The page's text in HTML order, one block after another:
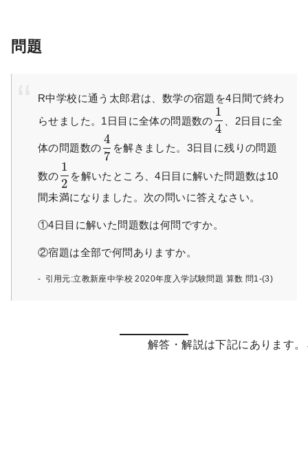
問題
R中学校に通う太郎君は、数学の宿題を4日間で終わ
らせました。1日目に全体の問題数の
1
4
​、2日目に全
体の問題数の
4
7
​を解きました。3日目に残りの問題
数の
1
2
​を解いたところ、4日目に解いた問題数は10
間未満になりました。次の問いに答えなさい。
①4日目に解いた問題数は何問ですか。
②宿題は全部で何問ありますか。
引用元:立教新座中学校 2020年度入学試験問題 算数 問1-(3)